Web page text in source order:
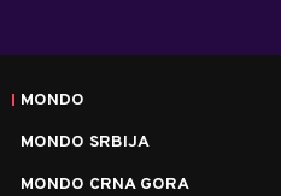
MONDO
MONDO SRBIJA
MONDO CRNA GORA